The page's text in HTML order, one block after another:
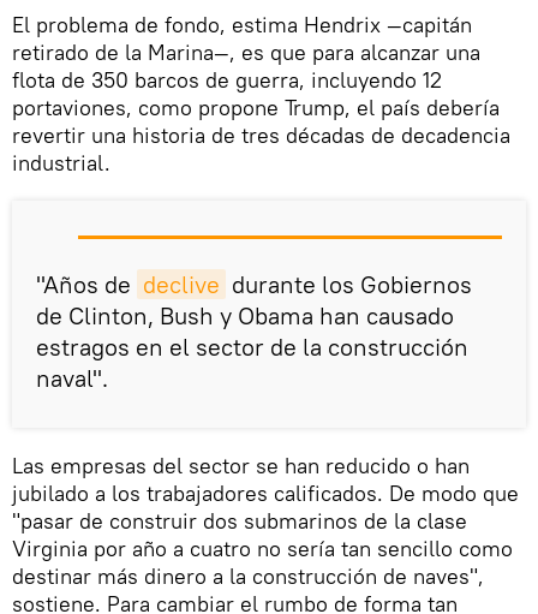
El problema de fondo, estima Hendrix —capitán
retirado de la Marina—, es que para alcanzar una
flota de 350 barcos de guerra, incluyendo 12
portaviones, como propone Trump, el país debería
revertir una historia de tres décadas de decadencia
industrial.
"Años de declive durante los Gobiernos
de Clinton, Bush y Obama han causado
estragos en el sector de la construcción
naval".
Las empresas del sector se han reducido o han
jubilado a los trabajadores calificados. De modo que
"pasar de construir dos submarinos de la clase
Virginia por año a cuatro no sería tan sencillo como
destinar más dinero a la construcción de naves",
sostiene. Para cambiar el rumbo de forma tan